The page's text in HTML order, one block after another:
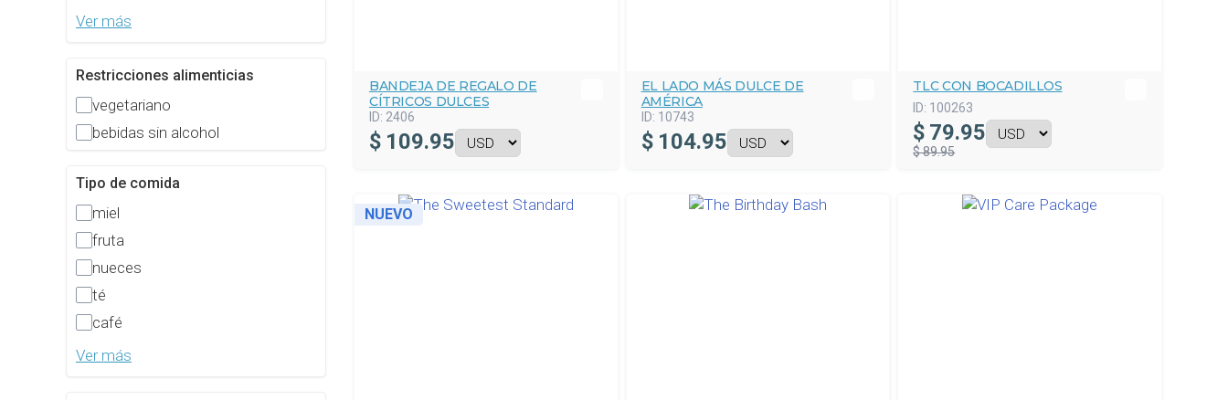
Ver más
Restricciones alimenticias
vegetariano
bebidas sin alcohol
Tipo de comida
miel
fruta
nueces
té
café
Ver más
BANDEJA DE REGALO DE
CÍTRICOS DULCES
ID: 2406
$ 109.95
EL LADO MÁS DULCE DE
AMÉRICA
ID: 10743
$ 104.95
TLC CON BOCADILLOS
ID: 100263
$ 79.95
$ 89.95
NUEVO